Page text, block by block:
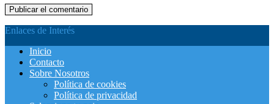
Enlaces de Interés
Inicio
Contacto
Sobre Nosotros
Política de cookies
Política de privacidad